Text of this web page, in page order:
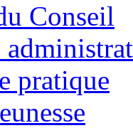
Conseil
pratique